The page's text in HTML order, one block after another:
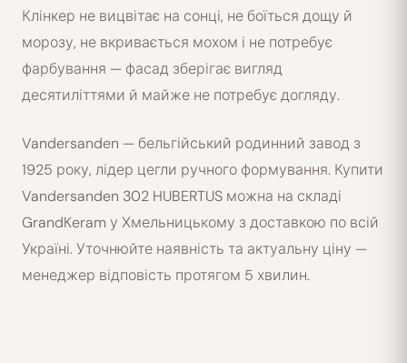
Клінкер не вицвітає на сонці, не боїться дощу й
морозу, не вкривається мохом і не потребує
фарбування — фасад зберігає вигляд
десятиліттями й майже не потребує догляду.
Vandersanden — бельгійський родинний завод з
1925 року, лідер цегли ручного формування. Купити
Vandersanden 302 HUBERTUS можна на складі
GrandKeram у Хмельницькому з доставкою по всій
Україні. Уточнюйте наявність та актуальну ціну —
менеджер відповість протягом 5 хвилин.